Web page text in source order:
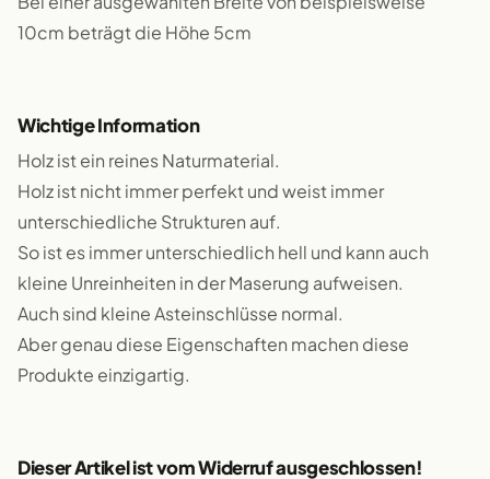
10cm beträgt die Höhe 5cm
Wichtige Information
Holz ist ein reines Naturmaterial.
Holz ist nicht immer perfekt und weist immer
unterschiedliche Strukturen auf.
So ist es immer unterschiedlich hell und kann auch
kleine Unreinheiten in der Maserung aufweisen.
Auch sind kleine Asteinschlüsse normal.
Aber genau diese Eigenschaften machen diese
Produkte einzigartig.
Dieser Artikel ist vom Widerruf ausgeschlossen!